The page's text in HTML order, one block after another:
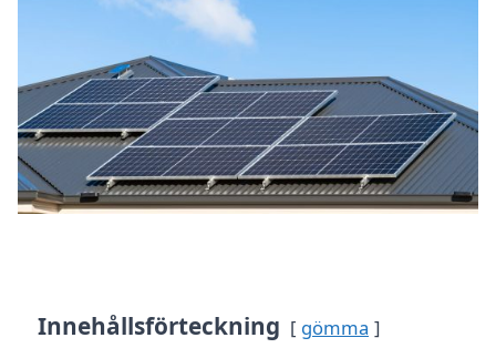
Innehållsförteckning gömma